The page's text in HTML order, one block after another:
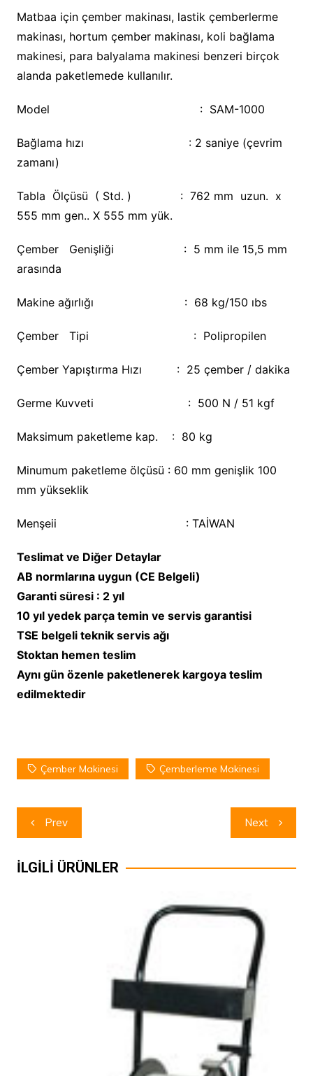
Matbaa için çember makinası, lastik çemberlerme
makinası, hortum çember makinası, koli bağlama
makinesi, para balyalama makinesi benzeri birçok
alanda paketlemede kullanılır.
Model : SAM-1000
Bağlama hızı : 2 saniye (çevrim
zamanı)
Tabla Ölçüsü ( Std. ) : 762 mm uzun. x
555 mm gen.. X 555 mm yük.
Çember Genişliği : 5 mm ile 15,5 mm
arasında
Makine ağırlığı : 68 kg/150 ıbs
Çember Tipi : Polipropilen
Çember Yapıştırma Hızı : 25 çember / dakika
Germe Kuvveti : 500 N / 51 kgf
Maksimum paketleme kap. : 80 kg
Minumum paketleme ölçüsü : 60 mm genişlik 100
mm yükseklik
Menşeii : TAİWAN
Teslimat ve Diğer Detaylar
AB normlarına uygun (CE Belgeli)
Garanti süresi : 2 yıl
10 yıl yedek parça temin ve servis garantisi
TSE belgeli teknik servis ağı
Stoktan hemen teslim
Aynı gün özenle paketlenerek kargoya teslim
edilmektedir
Çember Makinesi Çemberleme Makinesi
Yazı
dolaşımı
Prev Next
İLGİLİ ÜRÜNLER